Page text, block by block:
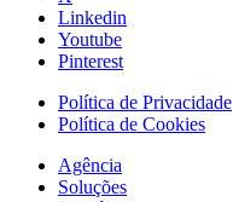
Linkedin
Youtube
Pinterest
Política de Privacidade
Política de Cookies
Agência
Soluções